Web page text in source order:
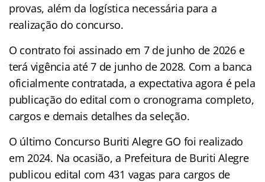
provas, além da logística necessária para a
realização do concurso.
O contrato foi assinado em 7 de junho de 2026 e
terá vigência até 7 de junho de 2028. Com a banca
oficialmente contratada, a expectativa agora é pela
publicação do edital com o cronograma completo,
cargos e demais detalhes da seleção.
O último Concurso Buriti Alegre GO foi realizado
em 2024. Na ocasião, a Prefeitura de Buriti Alegre
publicou edital com 431 vagas para cargos de